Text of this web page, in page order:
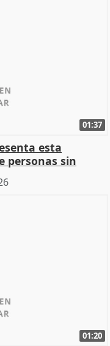
01:37
esta
personas sin
01:20